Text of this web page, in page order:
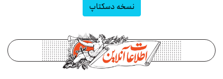
نسخه دسکتاپ